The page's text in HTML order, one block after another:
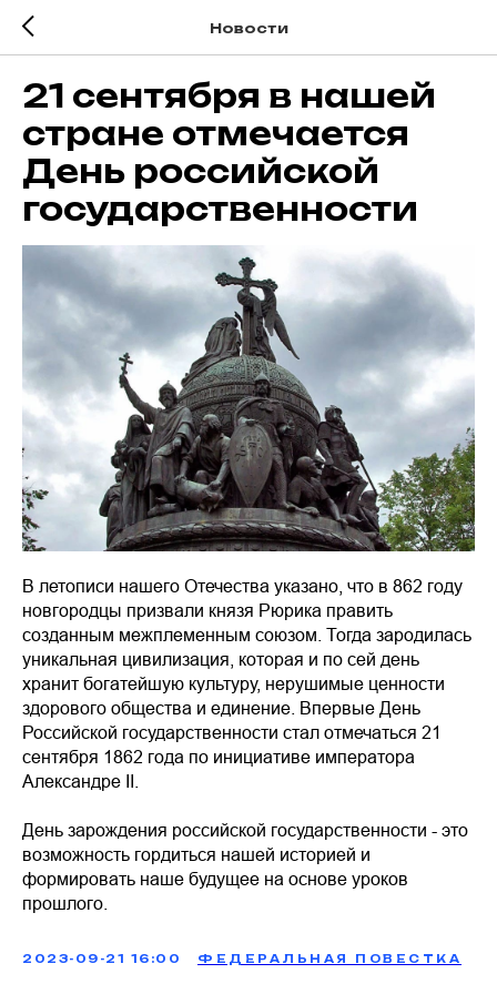
Новости
21 сентября в нашей
стране отмечается
День российской
государственности
В летописи нашего Отечества указано, что в 862 году
новгородцы призвали князя Рюрика править
созданным межплеменным союзом. Тогда зародилась
уникальная цивилизация, которая и по сей день
хранит богатейшую культуру, нерушимые ценности
здорового общества и единение. Впервые День
Российской государственности стал отмечаться 21
сентября 1862 года по инициативе императора
Александре II.
День зарождения российской государственности - это
возможность гордиться нашей историей и
формировать наше будущее на основе уроков
прошлого.
2023-09-21 16:00 ФЕДЕРАЛЬНАЯ ПОВЕСТКА